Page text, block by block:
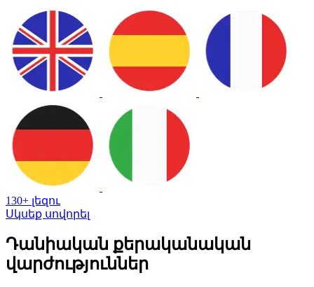
130+ լեզու
Սկսեք սովորել
Դանիական քերականական
վարժություններ